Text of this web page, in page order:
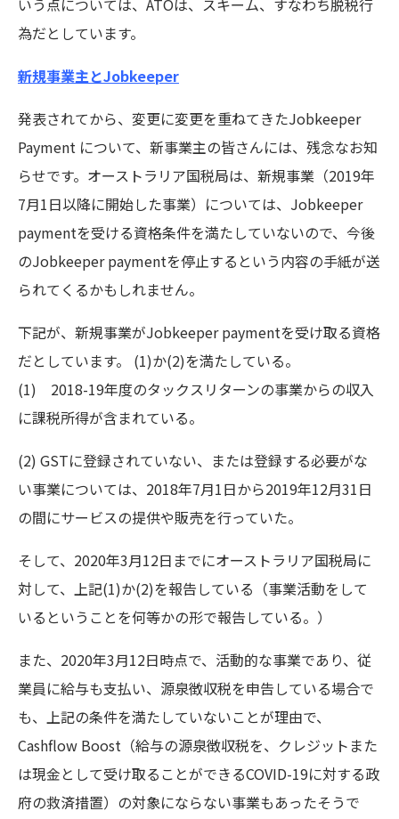
いう点については、ATOは、スキーム、すなわち脱税行
為だとしています。
新規事業主とJobkeeper
発表されてから、変更に変更を重ねてきたJobkeeper
Payment について、新事業主の皆さんには、残念なお知
らせです。オーストラリア国税局は、新規事業（2019年
7月1日以降に開始した事業）については、Jobkeeper
paymentを受ける資格条件を満たしていないので、今後
のJobkeeper paymentを停止するという内容の手紙が送
られてくるかもしれません。
下記が、新規事業がJobkeeper paymentを受け取る資格
だとしています。 (1)か(2)を満たしている。
(1) 2018-19年度のタックスリターンの事業からの収入
に課税所得が含まれている。
(2) GSTに登録されていない、または登録する必要がな
い事業については、2018年7月1日から2019年12月31日
の間にサービスの提供や販売を行っていた。
そして、2020年3月12日までにオーストラリア国税局に
対して、上記(1)か(2)を報告している（事業活動をして
いるということを何等かの形で報告している。）
また、2020年3月12日時点で、活動的な事業であり、従
業員に給与も支払い、源泉徴収税を申告している場合で
も、上記の条件を満たしていないことが理由で、
Cashflow Boost（給与の源泉徴収税を、クレジットまた
は現金として受け取ることができるCOVID-19に対する政
府の救済措置）の対象にならない事業もあったそうで